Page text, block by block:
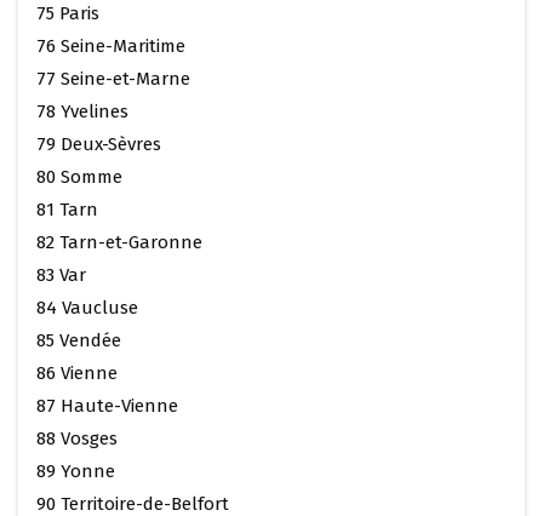
75 Paris
76 Seine-Maritime
77 Seine-et-Marne
78 Yvelines
79 Deux-Sèvres
80 Somme
81 Tarn
82 Tarn-et-Garonne
83 Var
84 Vaucluse
85 Vendée
86 Vienne
87 Haute-Vienne
88 Vosges
89 Yonne
90 Territoire-de-Belfort